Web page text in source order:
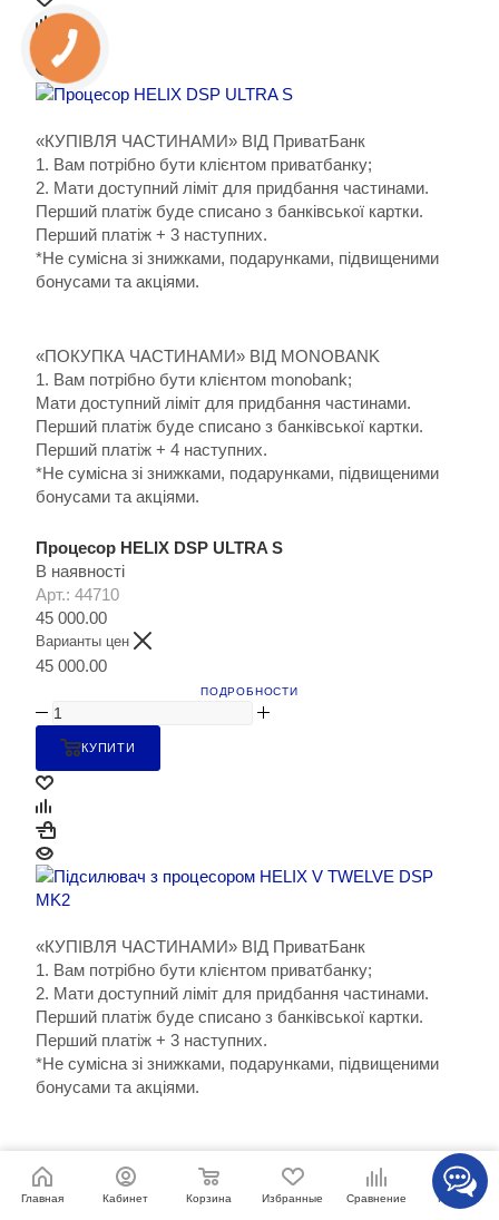
«КУПІВЛЯ ЧАСТИНАМИ» ВІД ПриватБанк
1. Вам потрібно бути клієнтом приватбанку;
2. Мати доступний ліміт для придбання частинами.
Перший платіж буде списано з банківської картки.
Перший платіж + 3 наступних.
*Не сумісна зі знижками, подарунками, підвищеними
бонусами та акціями.
«ПОКУПКА ЧАСТИНАМИ» ВІД MONOBANK
1. Вам потрібно бути клієнтом monobank;
Мати доступний ліміт для придбання частинами.
Перший платіж буде списано з банківської картки.
Перший платіж + 4 наступних.
*Не сумісна зі знижками, подарунками, підвищеними
бонусами та акціями.
Процесор HELIX DSP ULTRA S
В наявності
Арт.: 44710
45 000.00
Варианты цен
45 000.00
ПОДРОБНОСТИ
КУПИТИ
«КУПІВЛЯ ЧАСТИНАМИ» ВІД ПриватБанк
1. Вам потрібно бути клієнтом приватбанку;
2. Мати доступний ліміт для придбання частинами.
Перший платіж буде списано з банківської картки.
Перший платіж + 3 наступних.
*Не сумісна зі знижками, подарунками, підвищеними
бонусами та акціями.
1. Вам потрібно бути клієнтом monobank;
Мати доступний ліміт для придбання частинами.
Главная Кабинет Корзина Избранные Сравнение Каталог